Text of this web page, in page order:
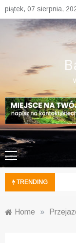
Skip
to
content
piątek, 07 sierpnia,
TRENDING
Home »